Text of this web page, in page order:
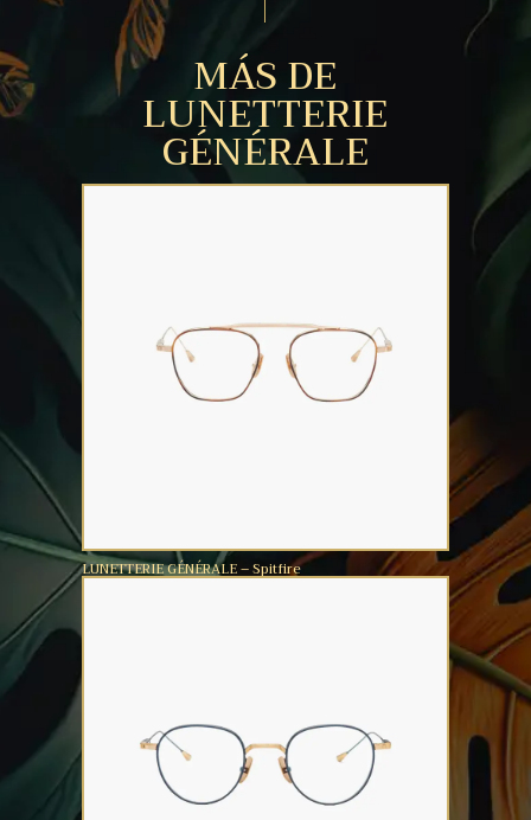
MÁS DE
LUNETTERIE
GÉNÉRALE
LUNETTERIE GÉNÉRALE – Spitfire